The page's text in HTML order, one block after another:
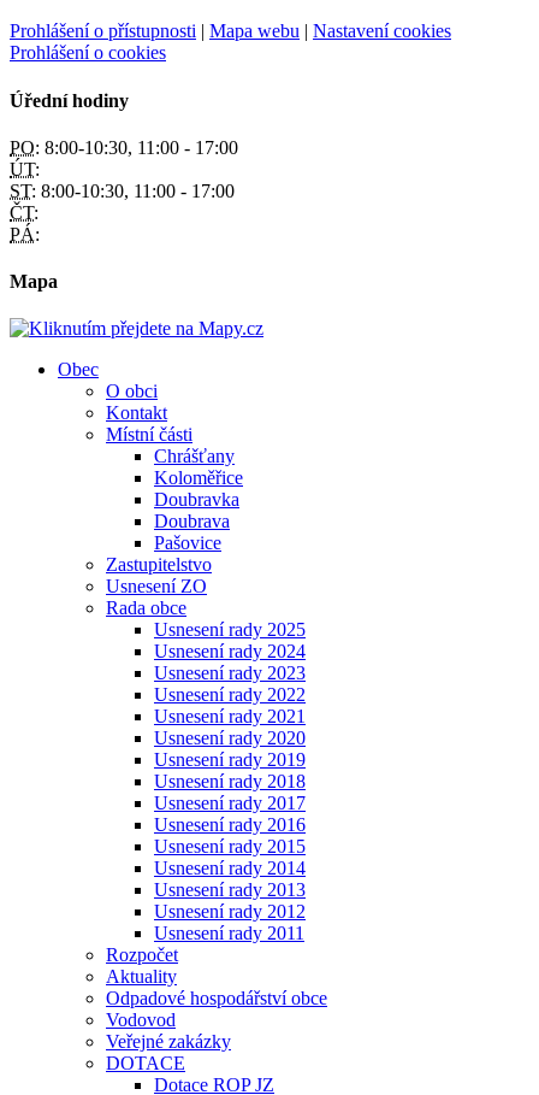
Prohlášení o přístupnosti | Mapa webu | Nastavení cookies
Prohlášení o cookies
Úřední hodiny
PO: 8:00-10:30, 11:00 - 17:00
ÚT:
ST: 8:00-10:30, 11:00 - 17:00
ČT:
PÁ:
Mapa
Obec
O obci
Kontakt
Místní části
Chrášťany
Koloměřice
Doubravka
Doubrava
Pašovice
Zastupitelstvo
Usnesení ZO
Rada obce
Usnesení rady 2025
Usnesení rady 2024
Usnesení rady 2023
Usnesení rady 2022
Usnesení rady 2021
Usnesení rady 2020
Usnesení rady 2019
Usnesení rady 2018
Usnesení rady 2017
Usnesení rady 2016
Usnesení rady 2015
Usnesení rady 2014
Usnesení rady 2013
Usnesení rady 2012
Usnesení rady 2011
Rozpočet
Aktuality
Odpadové hospodářství obce
Vodovod
Veřejné zakázky
DOTACE
Dotace ROP JZ